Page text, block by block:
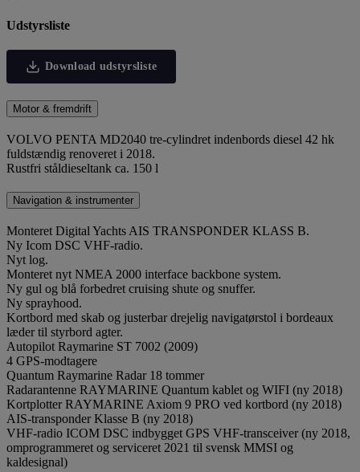
Udstyrsliste
Download udstyrsliste
Motor & fremdrift
VOLVO PENTA MD2040 tre-cylindret indenbords diesel 42 hk
fuldstændig renoveret i 2018.
Rustfri ståldieseltank ca. 150 l
Navigation & instrumenter
Monteret Digital Yachts AIS TRANSPONDER KLASS B.
Ny Icom DSC VHF-radio.
Nyt log.
Monteret nyt NMEA 2000 interface backbone system.
Ny gul og blå forbedret cruising shute og snuffer.
Ny sprayhood.
Kortbord med skab og justerbar drejelig navigatørstol i bordeaux
læder til styrbord agter.
Autopilot Raymarine ST 7002 (2009)
4 GPS-modtagere
Quantum Raymarine Radar 18 tommer
Radarantenne RAYMARINE Quantum kablet og WIFI (ny 2018)
Kortplotter RAYMARINE Axiom 9 PRO ved kortbord (ny 2018)
AIS-transponder Klasse B (ny 2018)
VHF-radio ICOM DSC indbygget GPS VHF-transceiver (ny 2018,
omprogrammeret og serviceret 2021 til svensk MMSI og
kaldesignal)